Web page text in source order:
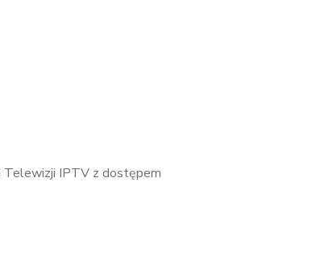
Telewizji IPTV z dostępem